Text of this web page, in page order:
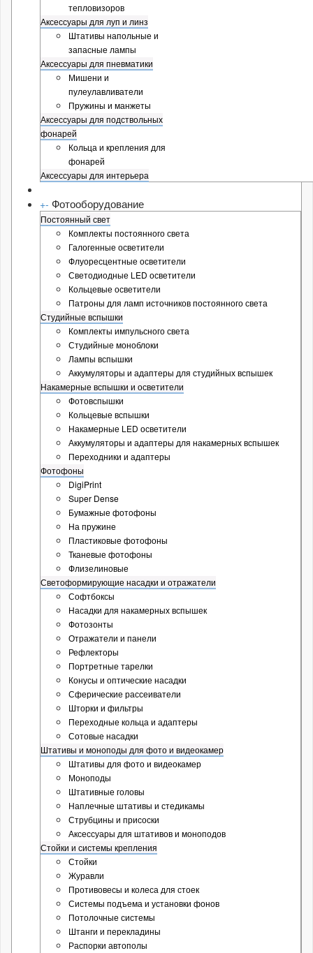
тепловизоров
Аксессуары для луп и линз
Штативы напольные и
запасные лампы
Аксессуары для пневматики
Мишени и
пулеулавливатели
Пружины и манжеты
Аксессуары для подствольных
фонарей
Кольца и крепления для
фонарей
Аксессуары для интерьера
+- Фотооборудование
Постоянный свет
Комплекты постоянного света
Галогенные осветители
Флуоресцентные осветители
Светодиодные LED осветители
Кольцевые осветители
Патроны для ламп источников постоянного света
Студийные вспышки
Комплекты импульсного света
Студийные моноблоки
Лампы вспышки
Аккумуляторы и адаптеры для студийных вспышек
Накамерные вспышки и осветители
Фотовспышки
Кольцевые вспышки
Накамерные LED осветители
Аккумуляторы и адаптеры для накамерных вспышек
Переходники и адаптеры
Фотофоны
DigiPrint
Super Dense
Бумажные фотофоны
На пружине
Пластиковые фотофоны
Тканевые фотофоны
Флизелиновые
Светоформирующие насадки и отражатели
Софтбоксы
Насадки для накамерных вспышек
Фотозонты
Отражатели и панели
Рефлекторы
Портретные тарелки
Конусы и оптические насадки
Сферические рассеиватели
Шторки и фильтры
Переходные кольца и адаптеры
Сотовые насадки
Штативы и моноподы для фото и видеокамер
Штативы для фото и видеокамер
Моноподы
Штативные головы
Наплечные штативы и стедикамы
Струбцины и присоски
Аксессуары для штативов и моноподов
Стойки и системы крепления
Стойки
Журавли
Противовесы и колеса для стоек
Системы подъема и установки фонов
Потолочные системы
Штанги и перекладины
Распорки автополы